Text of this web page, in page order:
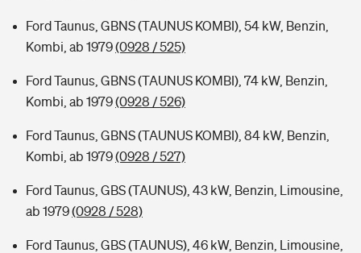
Ford Taunus, GBNS (TAUNUS KOMBI), 54 kW, Benzin,
Kombi, ab 1979(0928 / 525)
Ford Taunus, GBNS (TAUNUS KOMBI), 74 kW, Benzin,
Kombi, ab 1979(0928 / 526)
Ford Taunus, GBNS (TAUNUS KOMBI), 84 kW, Benzin,
Kombi, ab 1979(0928 / 527)
Ford Taunus, GBS (TAUNUS), 43 kW, Benzin, Limousine,
ab 1979(0928 / 528)
Ford Taunus, GBS (TAUNUS), 46 kW, Benzin, Limousine,